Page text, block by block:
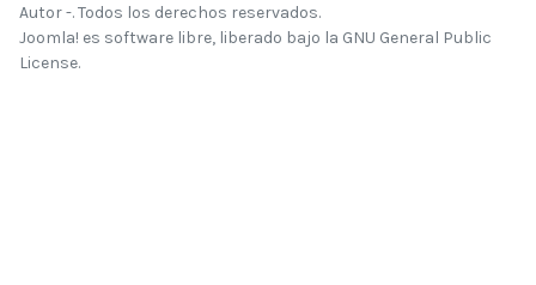
Autor -. Todos los derechos reservados.
Joomla! es software libre, liberado bajo la GNU General Public
License.